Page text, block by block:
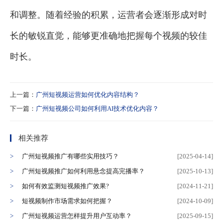
和调整。随着经验的积累，运营者会逐渐形成对时
长的敏锐直觉，能够更准确地把握每个视频的较佳
时长。
上一篇： 广州短视频运营如何优化内容结构？
下一篇： 广州短视频公司如何利用AI技术优化内容？
相关推荐
广州短视频推广有哪些实用技巧？
[2025-04-14]
广州短视频推广如何利用悬念提高完播率？
[2025-10-13]
如何有效监测短视频推广效果?
[2024-11-21]
短视频制作市场需求如何把握？
[2024-10-09]
广州短视频运营怎样提升用户互动率？
[2025-09-15]